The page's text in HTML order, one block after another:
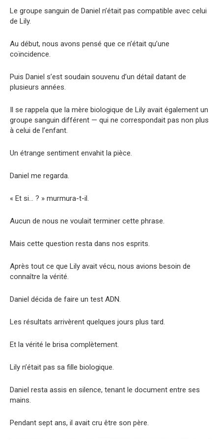
Le groupe sanguin de Daniel n’était pas compatible avec celui
de Lily.
Au début, nous avons pensé que ce n’était qu’une
coïncidence.
Puis Daniel s’est soudain souvenu d’un détail datant de
plusieurs années.
Il se rappela que la mère biologique de Lily avait également un
groupe sanguin différent — qui ne correspondait pas non plus
à celui de l’enfant.
Un étrange sentiment envahit la pièce.
Daniel me regarda.
« Et si… ? » murmura-t-il.
Aucun de nous ne voulait terminer cette phrase.
Mais cette question resta dans nos esprits.
Après tout ce que Lily avait vécu, nous avions besoin de
connaître la vérité.
Daniel décida de faire un test ADN.
Les résultats arrivèrent quelques jours plus tard.
Et la vérité le brisa complètement.
Lily n’était pas sa fille biologique.
Daniel resta assis en silence, tenant le document entre ses
mains.
Pendant sept ans, il avait cru être son père.